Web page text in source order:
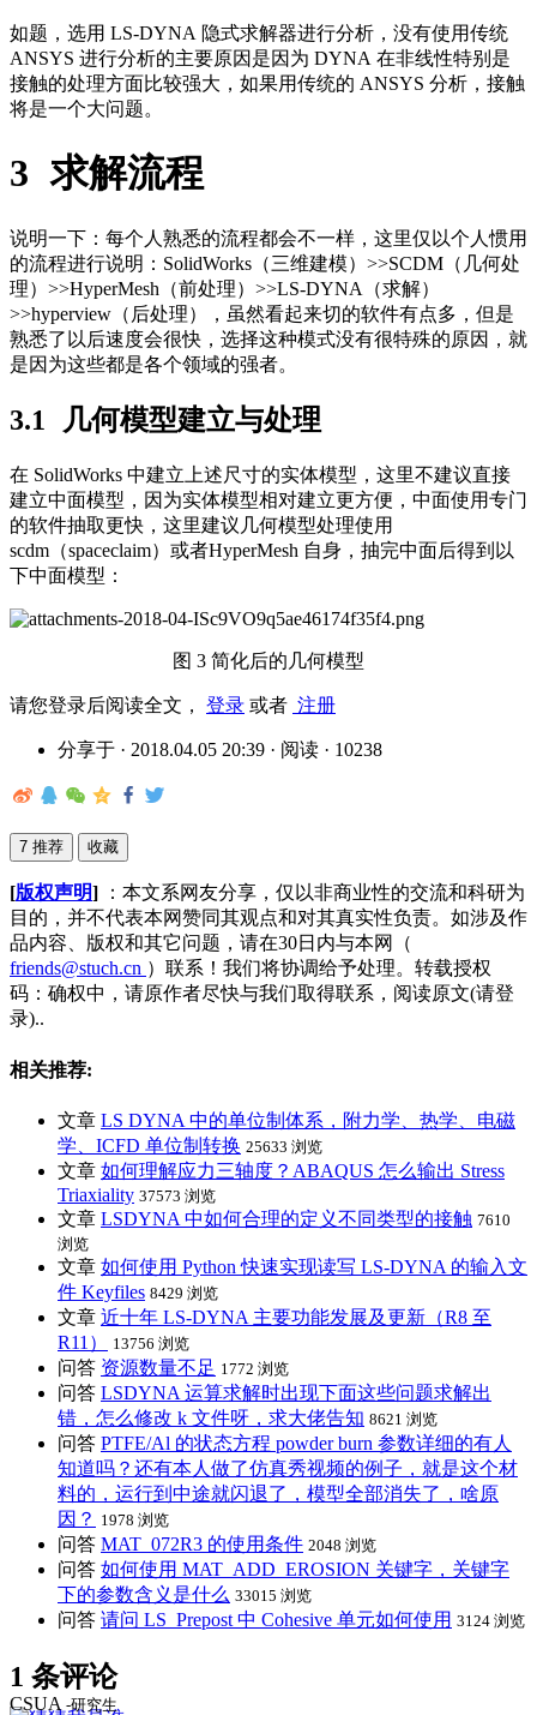
如题，选用 LS-DYNA 隐式求解器进行分析，没有使用传统
ANSYS 进行分析的主要原因是因为 DYNA 在非线性特别是
接触的处理方面比较强大，如果用传统的 ANSYS 分析，接触
将是一个大问题。
3 求解流程
说明一下：每个人熟悉的流程都会不一样，这里仅以个人惯用
的流程进行说明： SolidWorks （三维建模） >>SCDM （几何处
理） >>HyperMesh （前处理） >>LS-DYNA
（求解）
>>hyperview （后处理），虽然看起来切的软件有点多，但是
熟悉了以后速度会很快，选择这种模式没有很特殊的原因，就
是因为这些都是各个领域的强者。
3.1 几何模型建立与处理
在 SolidWorks 中建立上述尺寸的实体模型，这里不建议直接
建立中面模型，因为实体模型相对建立更方便，中面使用专门
的软件抽取更快，这里建议几何模型处理使用
scdm （spaceclaim）或者HyperMesh 自身，抽完中面后得到以
下中面模型：
图 3 简化后的几何模型
请您登录后阅读全文， 登录 或者 注册
分享于 · 2018.04.05 20:39 · 阅读 · 10238
7 推荐 收藏
[版权声明] ：本文系网友分享，仅以非商业性的交流和科研为
目的，并不代表本网赞同其观点和对其真实性负责。如涉及作
品内容、版权和其它问题，请在30日内与本网（
friends@stuch.cn ）联系！我们将协调给予处理。转载授权
码：确权中，请原作者尽快与我们取得联系，阅读原文(请登
录)..
相关推荐:
文章 LS DYNA 中的单位制体系，附力学、热学、电磁
学、ICFD 单位制转换 25633 浏览
文章 如何理解应力三轴度？ABAQUS 怎么输出 Stress
Triaxiality 37573 浏览
文章 LSDYNA 中如何合理的定义不同类型的接触 7610
浏览
文章 如何使用 Python 快速实现读写 LS-DYNA 的输入文
件 Keyfiles 8429 浏览
文章 近十年 LS-DYNA 主要功能发展及更新（R8 至
R11）
13756 浏览
问答 资源数量不足 1772 浏览
问答 LSDYNA 运算求解时出现下面这些问题求解出
错，怎么修改 k 文件呀，求大佬告知 8621 浏览
问答 PTFE/Al 的状态方程 powder burn 参数详细的有人
知道吗？还有本人做了仿真秀视频的例子，就是这个材
料的，运行到中途就闪退了，模型全部消失了，啥原
因？ 1978 浏览
问答 MAT_072R3 的使用条件 2048 浏览
问答 如何使用 MAT_ADD_EROSION 关键字，关键字
下的参数含义是什么 33015 浏览
问答 请问 LS_Prepost 中 Cohesive 单元如何使用 3124 浏览
1 条评论
CSUA -研究生